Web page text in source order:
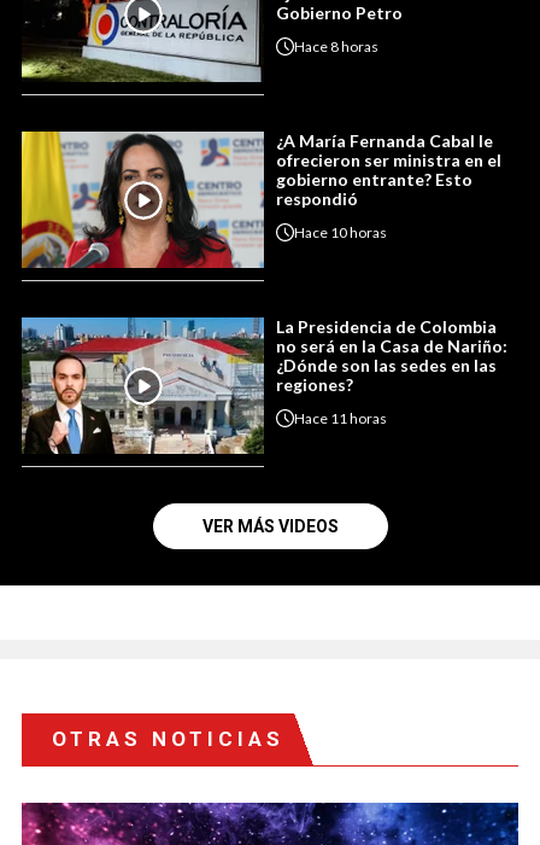
Gobierno Petro
Hace8 horas
¿A María Fernanda Cabal le
ofrecieron ser ministra en el
gobierno entrante? Esto
respondió
Hace 10 horas
La Presidencia de Colombia
no será en la Casa de Nariño:
¿Dónde son las sedes en las
regiones?
Hace 11 horas
VER MÁS VIDEOS
OTRAS NOTICIAS